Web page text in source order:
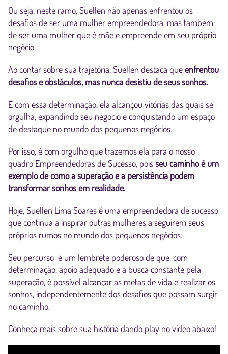
Ou seja, neste ramo, Suellen não apenas enfrentou os
desafios de ser uma mulher empreendedora, mas também
de ser uma mulher que é mãe e empreende em seu próprio
negócio.
Ao contar sobre sua trajetória, Suellen destaca queenfrentou
desafios e obstáculos, mas nunca desistiu de seus sonhos.
E com essa determinação, ela alcançou vitórias das quais se
orgulha, expandindo seu negócio e conquistando um espaço
de destaque no mundo dos pequenos negócios.
Por isso, é com orgulho que trazemos ela para o nosso
quadro Empreendedoras de Sucesso, poisseu caminho é um
exemplo de como a superação e a persistência podem
transformar sonhos em realidade.
Hoje, Suellen Lima Soares é uma empreendedora de sucesso
que continua a inspirar outras mulheres a seguirem seus
próprios rumos no mundo dos pequenos negócios.
Seu percurso é um lembrete poderoso de que, com
determinação, apoio adequado e a busca constante pela
superação, é possível alcançar as metas de vida e realizar os
sonhos, independentemente dos desafios que possam surgir
no caminho.
Conheça mais sobre sua história dando play no vídeo abaixo!